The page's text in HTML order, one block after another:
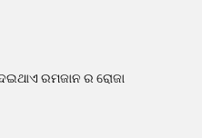
ରମଜାନ ର ରୋଜା